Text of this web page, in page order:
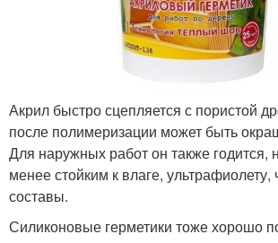
Акрил быстро сцепляется с пористой
после полимеризации может быть
Для наружных работ он также годится,
менее стойким к влаге,
составы.
Силиконовые герметики тоже хорошо